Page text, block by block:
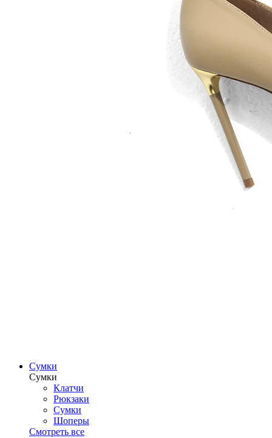
Сумки
Сумки
Клатчи
Рюкзаки
Сумки
Шоперы
Смотреть все